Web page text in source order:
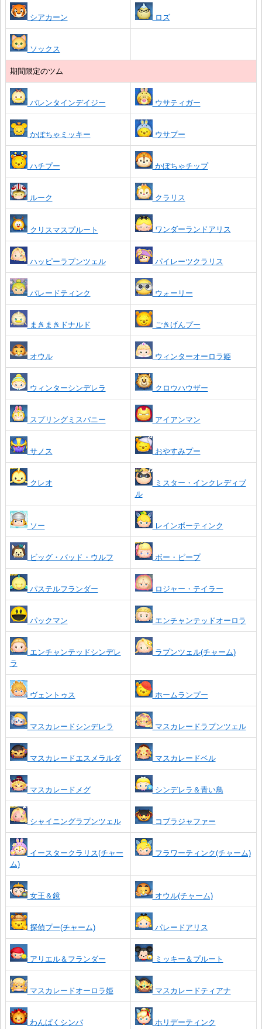
シアカーン ロズ
ソックス
期間限定のツム
バレンタインデイジー ウサティガー
かぼちゃミッキー ウサプー
ハチプー かぼちゃチップ
ルーク クラリス
クリスマスプルート ワンダーランドアリス
ハッピーラプンツェル パイレーツクラリス
パレードティンク ウォーリー
まきまきドナルド ごきげんプー
オウル ウィンターオーロラ姫
ウィンターシンデレラ クロウハウザー
スプリングミスバニー アイアンマン
サノス おやすみプー
クレオ
ミスター・インクレディブ
ル
ソー レインボーティンク
ビッグ・バッド・ウルフ ボー・ピープ
パステルフランダー ロジャー・テイラー
パックマン エンチャンテッドオーロラ
エンチャンテッドシンデレ
ラ
ラプンツェル(チャーム)
ヴェントゥス ホームランプー
マスカレードシンデレラ マスカレードラプンツェル
マスカレードエスメラルダ マスカレードベル
マスカレードメグ シンデレラ＆青い鳥
シャイニングラプンツェル コブラジャファー
イースタークラリス(チャー
ム)
フラワーティンク(チャーム)
女王＆鏡 オウル(チャーム)
探偵プー(チャーム) パレードアリス
アリエル＆フランダー ミッキー＆プルート
マスカレードオーロラ姫 マスカレードティアナ
わんぱくシンバ ホリデーティンク